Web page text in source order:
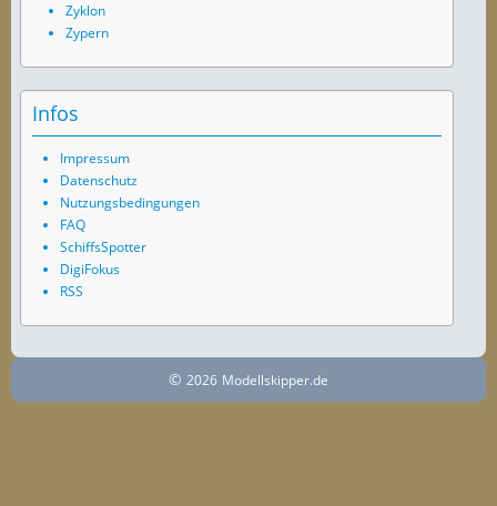
Zyklon
Zypern
Infos
Impressum
Datenschutz
Nutzungsbedingungen
FAQ
SchiffsSpotter
DigiFokus
RSS
© 2026 Modellskipper.de